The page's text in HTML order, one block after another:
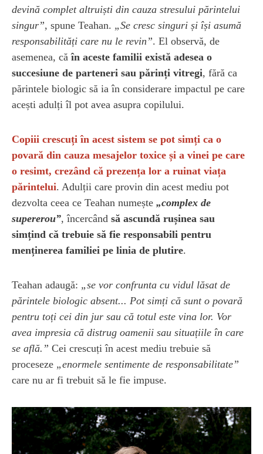
devină complet altruiști din cauza stresului părintelui
singur”, spune Teahan. „Se cresc singuri și își asumă
responsabilități care nu le revin”. El observă, de
asemenea, căîn aceste familii există adesea o
succesiune de parteneri sau părinți vitregi, fără ca
părintele biologic să ia în considerare impactul pe care
acești adulți îl pot avea asupra copilului.
Copiii crescuți în acest sistem se pot simți ca o
povară din cauza mesajelor toxice și a vinei pe care
o resimt, crezând că prezența lor a ruinat viața
părintelui. Adulții care provin din acest mediu pot
dezvolta ceea ce Teahan numește „complex de
supererou”, încercând să ascundă rușinea sau
simțind că trebuie să fie responsabili pentru
menținerea familiei pe linia de plutire.
Teahan adaugă: „se vor confrunta cu vidul lăsat de
părintele biologic absent... Pot simți că sunt o povară
pentru toți cei din jur sau că totul este vina lor. Vor
avea impresia că distrug oamenii sau situațiile în care
se află.” Cei crescuți în acest mediu trebuie să
proceseze „enormele sentimente de responsabilitate”
care nu ar fi trebuit să le fie impuse.